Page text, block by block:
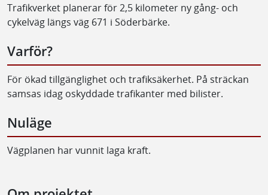
Trafikverket planerar för 2,5 kilometer ny gång- och
cykelväg längs väg 671 i Söderbärke.
Varför?
För ökad tillgänglighet och trafiksäkerhet. På sträckan
samsas idag oskyddade trafikanter med bilister.
Nuläge
Vägplanen har vunnit laga kraft.